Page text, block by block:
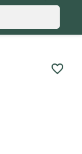
favorite_border